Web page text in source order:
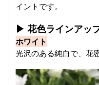
イントです。
▶ 花色ラインアッ
ホワイト
光沢のある純白で、花